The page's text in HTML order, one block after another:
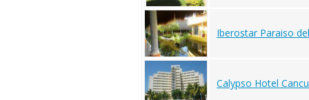
Iberostar Paraiso
Calypso Hotel